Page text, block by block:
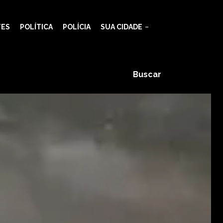
POLÍTICA POLÍCIA SUA CIDADE
Buscar